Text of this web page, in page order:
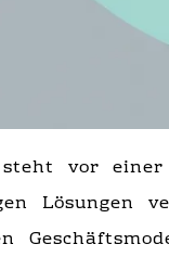
vor einer
Lösungen